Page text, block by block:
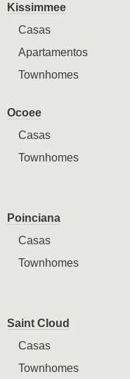
Kissimmee
Casas
Apartamentos
Townhomes
Ocoee
Casas
Townhomes
Poinciana
Casas
Townhomes
Saint Cloud
Casas
Townhomes